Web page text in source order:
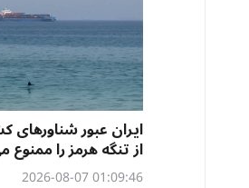
ایران عبور
از تنگه هرمز را ممنوع
01:09:46 2026-08-07